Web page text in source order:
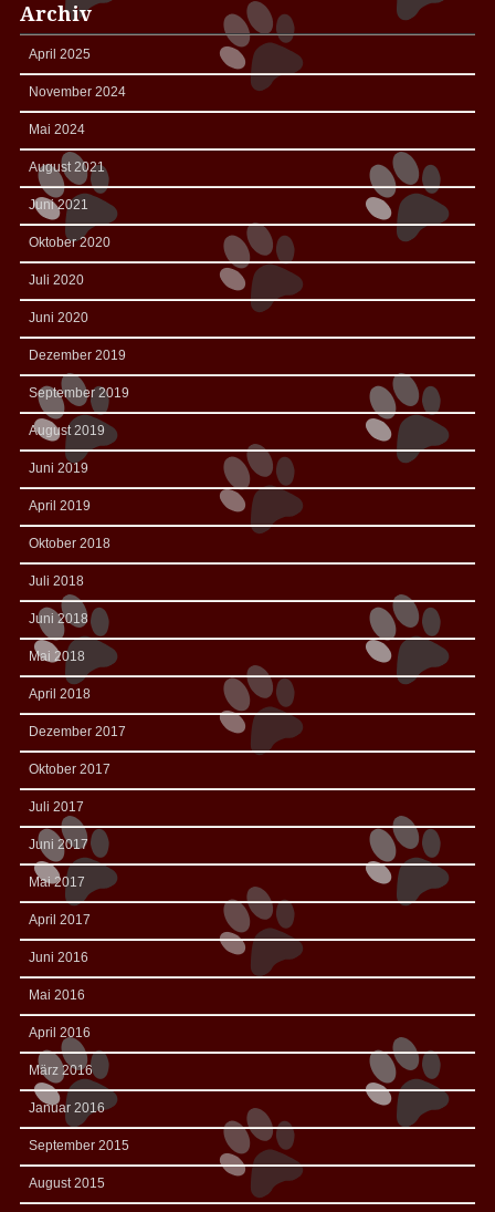
Archiv
April 2025
November 2024
Mai 2024
August 2021
Juni 2021
Oktober 2020
Juli 2020
Juni 2020
Dezember 2019
September 2019
August 2019
Juni 2019
April 2019
Oktober 2018
Juli 2018
Juni 2018
Mai 2018
April 2018
Dezember 2017
Oktober 2017
Juli 2017
Juni 2017
Mai 2017
April 2017
Juni 2016
Mai 2016
April 2016
März 2016
Januar 2016
September 2015
August 2015